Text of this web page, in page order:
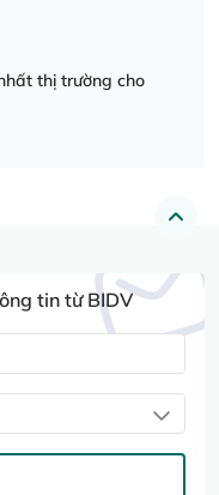
thị trường cho
tin từ BIDV